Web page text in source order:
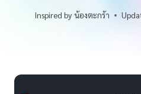
Inspired by น้องตะกร้า